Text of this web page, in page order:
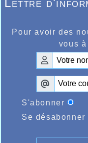
Lettre
Pour avoir des
vous
S'abonner
Se désabonner